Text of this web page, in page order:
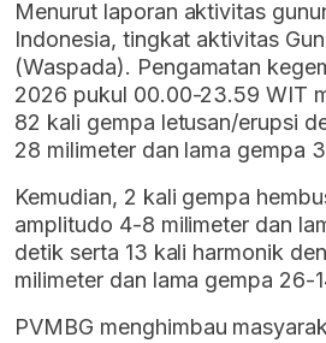
Menurut laporan aktivitas
Indonesia, tingkat aktivitas
(Waspada). Pengamatan
2026 pukul 00.00-23.59 WIT
82 kali gempa letusan/erupsi
28 milimeter dan lama gempa
Kemudian, 2 kali gempa
amplitudo 4-8 milimeter dan
detik serta 13 kali harmonik
milimeter dan lama gempa 26-
PVMBG menghimbau